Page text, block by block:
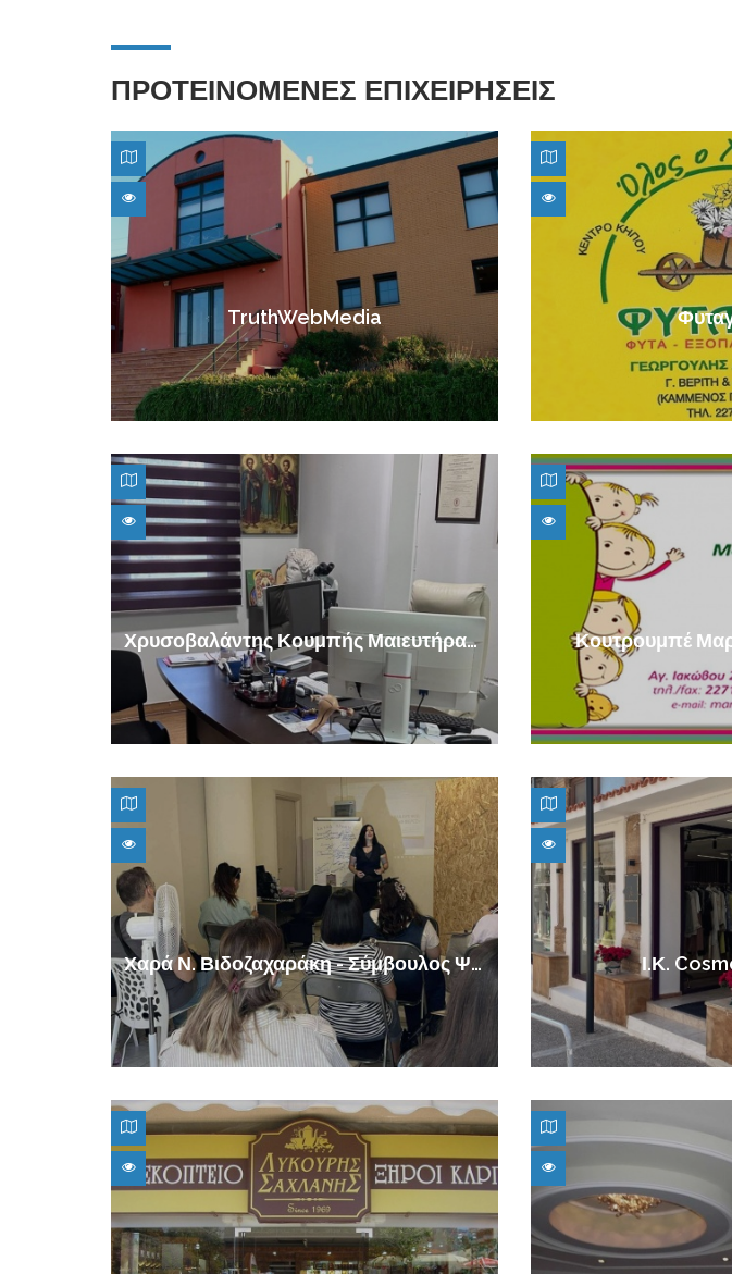
ΠΡΟΤΕΙΝΟΜΕΝΕΣ ΕΠΙΧΕΙΡΗΣΕΙΣ
TruthWebMedia
Χρυσοβαλάντης Κουμπής Μαιευτήρας - Γυναικολόγος - Στρατιωτικός Ιατρός Κουτρουμπέ
Χαρά Ν. Βιδοζαχαράκη - Σύμβουλος Ψυχικής Υγείας Ι.Κ.